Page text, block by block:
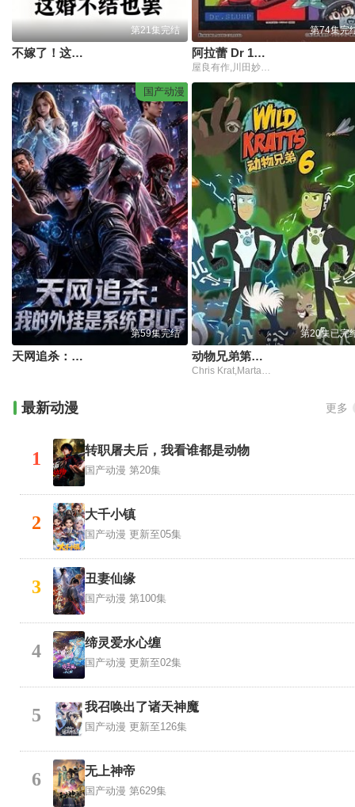
第21集完结
不嫁了！这婚不结也罢
第74集完
阿拉蕾 Dr 1997
屋良有作,川田妙子,皆口裕子,泽口千惠,小西宽子,浦和惠,太田真一郎,古谷彻,岛田敏,堀川亮,桑岛法子,富泽美智惠,矢田耕司,熊井统子,上村典子,风间信彦,中尾岩雄,飞田展男,山口胜平,置鲇龙太郎
国产动漫
第59集完结
天网追杀：我的外挂是系统BUG
第20集已完
动物兄弟第六季中文配音
Chris Krat,Martain Kratt,雅典娜·卡尔卡尼斯
最新动漫 更多
1 转职屠夫后，我看谁都是动物
国产动漫 第20集
2 大千小镇
国产动漫 更新至05集
3 丑妻仙缘
国产动漫 第100集
4 缔灵爱水心缠
国产动漫 更新至02集
5 我召唤出了诸天神魔
国产动漫 更新至126集
6 无上神帝
国产动漫 第629集